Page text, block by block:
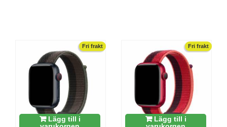
Fri frakt
Lägg till i
Fri frakt
Lägg till i